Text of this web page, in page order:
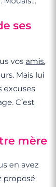
ses
vos amis,
Mais lui
excuses
C’est
mère
en avez
proposé